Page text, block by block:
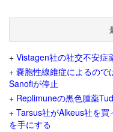
+ Vistagen社の社交不安症
+ 嚢胞性線維症によるので
Sanofiが停止
+ Replimuneの黒色腫薬
+ Tarsus社がAlkeus社を
を手にする